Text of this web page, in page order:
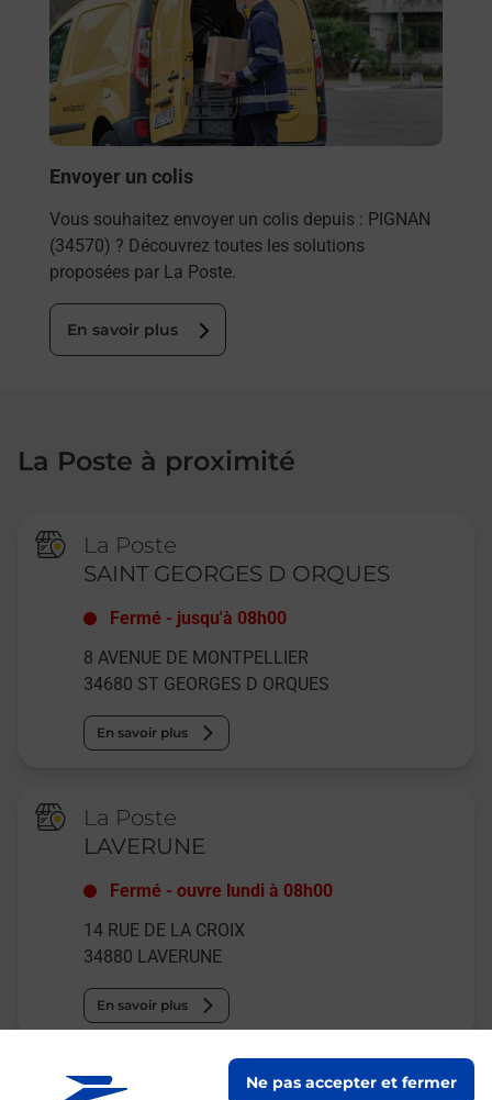
Ne pas accepter et fermer
Envoyer un colis
Vous souhaitez envoyer un colis depuis : PIGNAN
(34570) ? Découvrez toutes les solutions
proposées par La Poste.
En savoir plus
La Poste à proximité
La Poste
SAINT GEORGES D ORQUES
Fermé - jusqu'à 08h00
8 AVENUE DE MONTPELLIER
34680 ST GEORGES D ORQUES
En savoir plus
La Poste
LAVERUNE
Fermé -ouvre lundi à 08h00
14 RUE DE LA CROIX
34880 LAVERUNE
En savoir plus
Malin !